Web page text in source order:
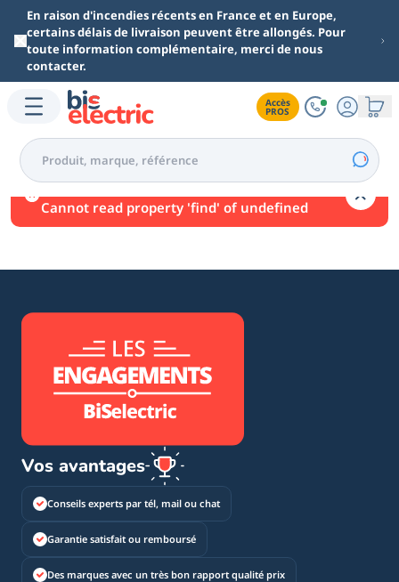
Aller au contenu principal
En raison d'incendies récents en France et en Europe,
certains délais de livraison peuvent être allongés. Pour
toute information complémentaire, merci de nous
contacter.
Accès
PROS
Une erreur est survenue.
Cannot read property 'find' of undefined
Vos avantages
Conseils experts par tél, mail ou chat
Garantie satisfait ou remboursé
Des marques avec un très bon rapport qualité prix